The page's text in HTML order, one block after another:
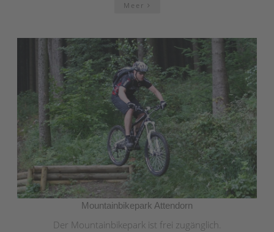
Meer
Mountainbikepark Attendorn
Der Mountainbikepark ist frei zugänglich.